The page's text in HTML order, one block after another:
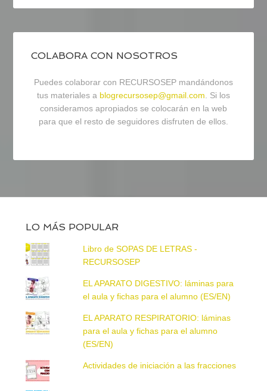
COLABORA CON NOSOTROS
Puedes colaborar con RECURSOSEP mandándonos
tus materiales a blogrecursosep@gmail.com . Si los
consideramos apropiados se colocarán en la web
para que el resto de seguidores disfruten de ellos.
LO MÁS POPULAR
Libro de SOPAS DE LETRAS -
RECURSOSEP
EL APARATO DIGESTIVO: láminas para
el aula y fichas para el alumno (ES/EN)
EL APARATO RESPIRATORIO: láminas
para el aula y fichas para el alumno
(ES/EN)
Actividades de iniciación a las fracciones